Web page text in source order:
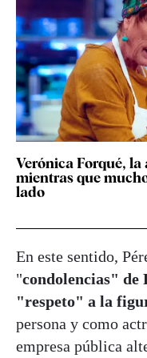
Verónica Forqué,
mientras que
lado
En este sentido,
"condolencias" de
"respeto" a la
persona y como
empresa pública